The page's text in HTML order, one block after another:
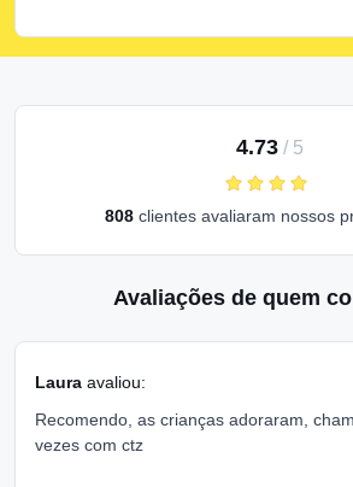
4.73 / 5
808 clientes avaliaram nossos
Avaliações de quem
Laura avaliou:
Recomendo, as crianças adoraram,
vezes com ctz